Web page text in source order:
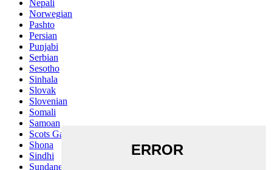
Nepali
Norwegian
Pashto
Persian
Punjabi
Serbian
Sesotho
Sinhala
Slovak
Slovenian
Somali
Samoan
Scots Gaelic
Shona
Sindhi
Sundanese